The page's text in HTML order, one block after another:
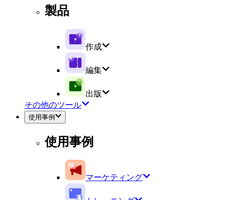
製品
作成
編集
出版
その他のツール
使用事例
使用事例
マーケティング